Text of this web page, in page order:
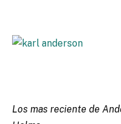
Los mas reciente de